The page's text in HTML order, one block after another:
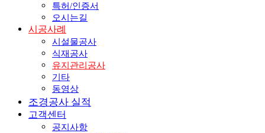
특허/인증서
오시는길
시공사례
시설물공사
식재공사
유지관리공사
기타
동영상
조경공사 실적
고객센터
공지사항